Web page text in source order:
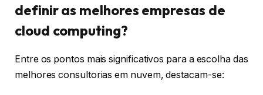
definir as melhores empresas de
cloud computing?
Entre os pontos mais significativos para a escolha das
melhores consultorias em nuvem, destacam-se: